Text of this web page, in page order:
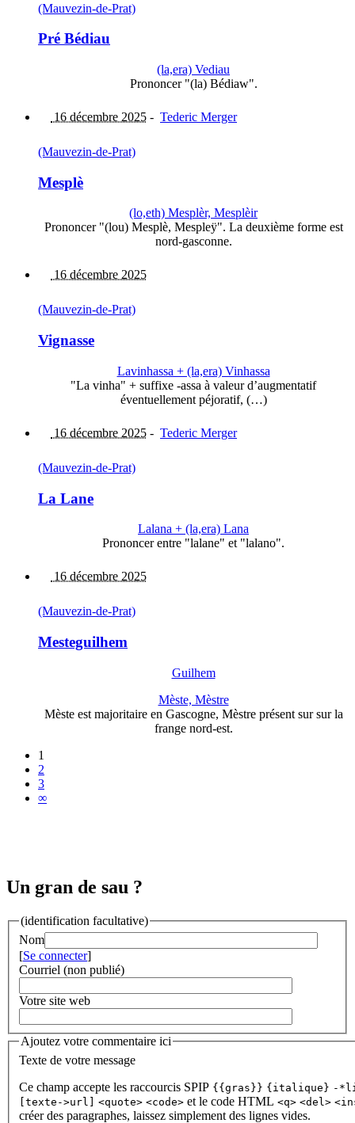
(Mauvezin-de-Prat)
Pré Bédiau
(la,era) Vediau
Prononcer "(la) Bédiaw".
16 décembre 2025 - Tederic Merger
(Mauvezin-de-Prat)
Mesplè
(lo,eth) Mesplèr, Mesplèir
Prononcer "(lou) Mesplè, Mespleÿ". La deuxième forme est
nord-gasconne.
16 décembre 2025
(Mauvezin-de-Prat)
Vignasse
Lavinhassa + (la,era) Vinhassa
"La vinha" + suffixe -assa à valeur d’augmentatif
éventuellement péjoratif, (…)
16 décembre 2025 - Tederic Merger
(Mauvezin-de-Prat)
La Lane
Lalana + (la,era) Lana
Prononcer entre "lalane" et "lalano".
16 décembre 2025
(Mauvezin-de-Prat)
Mesteguilhem
Guilhem
Mèste, Mèstre
Mèste est majoritaire en Gascogne, Mèstre présent sur sur la
frange nord-est.
1
2
3
∞
Un gran de sau ?
(identification facultative)
Nom
[Se connecter]
Courriel (non publié)
Votre site web
Ajoutez votre commentaire ici
Texte de votre message
Ce champ accepte les raccourcis SPIP {{gras}} {italique} -
[texte->url] <quote> <code> et le code HTML <q> <del>
créer des paragraphes, laissez simplement des lignes vides.